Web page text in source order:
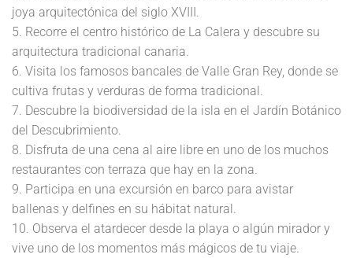
joya arquitectónica del siglo XVIII.
5. Recorre el centro histórico de La Calera y descubre su
arquitectura tradicional canaria.
6. Visita los famosos bancales de Valle Gran Rey, donde se
cultiva frutas y verduras de forma tradicional.
7. Descubre la biodiversidad de la isla en el Jardín Botánico
del Descubrimiento.
8. Disfruta de una cena al aire libre en uno de los muchos
restaurantes con terraza que hay en la zona.
9. Participa en una excursión en barco para avistar
ballenas y delfines en su hábitat natural.
10. Observa el atardecer desde la playa o algún mirador y
vive uno de los momentos más mágicos de tu viaje.